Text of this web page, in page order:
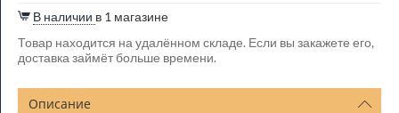
В наличии в 1 магазине
Товар находится на удалённом складе. Если вы закажете его,
доставка займёт больше времени.
Описание